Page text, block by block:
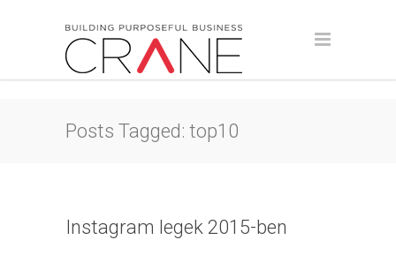
Posts Tagged: top10
Instagram legek 2015-ben